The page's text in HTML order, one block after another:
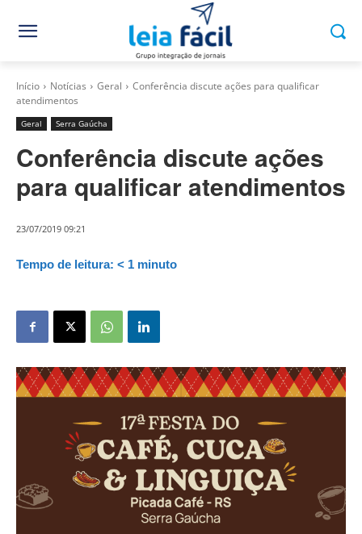
Início Notícias Geral
Conferência discute ações para qualificar
atendimentos
Geral Serra Gaúcha
Conferência discute ações
para qualificar atendimentos
23/07/2019 09:21
Tempo de leitura: < 1 minuto